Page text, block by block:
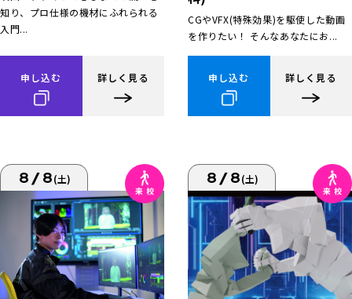
知り、プロ仕様の機材にふれられる
入門...
申し込む 詳しく見る
CGやVFX(特殊効果)を駆使した動画
を作りたい！ そんなあなたにお...
申し込む 詳しく見る
8/8(土) 8/8(土)